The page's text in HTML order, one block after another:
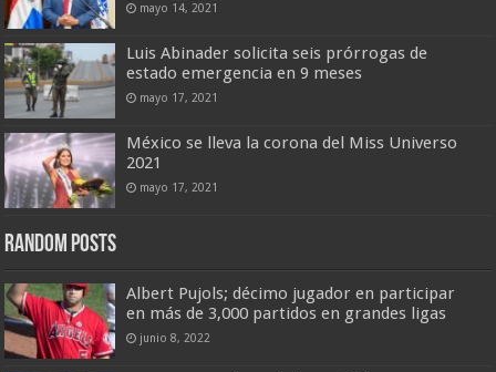
mayo 14, 2021
Luis Abinader solicita seis prórrogas de
estado emergencia en 9 meses
mayo 17, 2021
México se lleva la corona del Miss Universo
2021
mayo 17, 2021
Random Posts
Albert Pujols; décimo jugador en participar
en más de 3,000 partidos en grandes ligas
junio 8, 2022